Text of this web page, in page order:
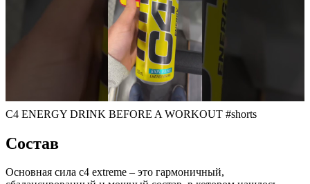
C4 ENERGY DRINK BEFORE A WORKOUT #shorts
Состав
Основная сила c4 extreme – это гармоничный,